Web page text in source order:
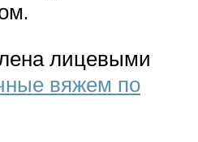
лицевыми
вяжем по